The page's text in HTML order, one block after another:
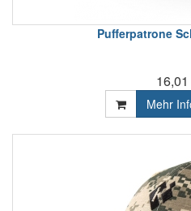
Pufferpatrone
Mehr